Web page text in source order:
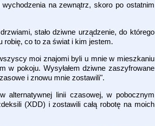
na zewnątrz, skoro po ostatnim
stało dziwne urządzenie, do którego
robię, co to za świat i kim jestem.
moi znajomi byli u mnie w mieszkaniu
w pokoju. Wysyłałem dziwne zaszyfrowane
i znowu mnie zostawili".
alternatywnej linii czasowej, w pobocznym
(XDD) i zostawili całą robotę na moich